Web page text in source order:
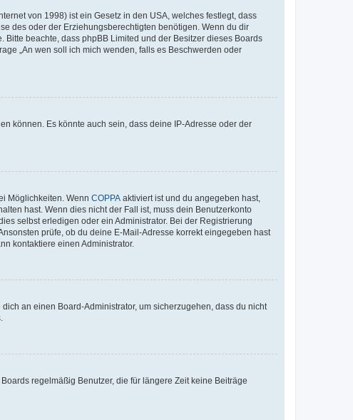
von 1998) ist ein Gesetz in den USA, welches festlegt, dass
des oder der Erziehungsberechtigten benötigen. Wenn du dir
beachte, dass phpBB Limited und der Besitzer dieses Boards
„An wen soll ich mich wenden, falls es Beschwerden oder
können. Es könnte auch sein, dass deine IP-Adresse oder der
Möglichkeiten. Wenn COPPA aktiviert ist und du angegeben hast,
hast. Wenn dies nicht der Fall ist, muss dein Benutzerkonto
selbst erledigen oder ein Administrator. Bei der Registrierung
prüfe, ob du deine E-Mail-Adresse korrekt eingegeben hast
kontaktiere einen Administrator.
an einen Board-Administrator, um sicherzugehen, dass du nicht
regelmäßig Benutzer, die für längere Zeit keine Beiträge